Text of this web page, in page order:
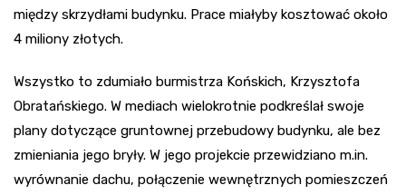
między skrzydłami budynku. Prace miałyby kosztować około
4 miliony złotych.
Wszystko to zdumiało burmistrza Końskich, Krzysztofa
Obratańskiego. W mediach wielokrotnie podkreślał swoje
plany dotyczące gruntownej przebudowy budynku, ale bez
zmieniania jego bryły. W jego projekcie przewidziano m.in.
wyrównanie dachu, połączenie wewnętrznych pomieszczeń